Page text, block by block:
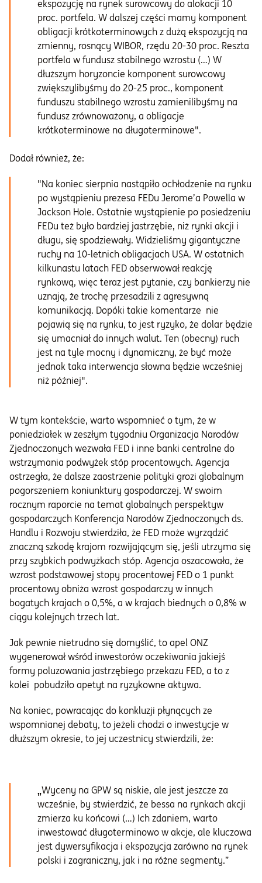
ekspozycję na rynek surowcowy do alokacji 10
proc. portfela. W dalszej części mamy komponent
obligacji krótkoterminowych z dużą ekspozycją na
zmienny, rosnący WIBOR, rzędu 20-30 proc. Reszta
portfela w fundusz stabilnego wzrostu (…) W
dłuższym horyzoncie komponent surowcowy
zwiększylibyśmy do 20-25 proc., komponent
funduszu stabilnego wzrostu zamienilibyśmy na
fundusz zrównoważony, a obligacje
krótkoterminowe na długoterminowe".
Dodał również, że:
"Na koniec sierpnia nastąpiło ochłodzenie na rynku
po wystąpieniu prezesa FEDu Jerome’a Powella w
Jackson Hole. Ostatnie wystąpienie po posiedzeniu
FEDu też było bardziej jastrzębie, niż rynki akcji i
długu, się spodziewały. Widzieliśmy gigantyczne
ruchy na 10-letnich obligacjach USA. W ostatnich
kilkunastu latach FED obserwował reakcję
rynkową, więc teraz jest pytanie, czy bankierzy nie
uznają, że trochę przesadzili z agresywną
komunikacją. Dopóki takie komentarze nie
pojawią się na rynku, to jest ryzyko, że dolar będzie
się umacniał do innych walut. Ten (obecny) ruch
jest na tyle mocny i dynamiczny, że być może
jednak taka interwencja słowna będzie wcześniej
niż później".
W tym kontekście, warto wspomnieć o tym, że w
poniedziałek w zeszłym tygodniu Organizacja Narodów
Zjednoczonych wezwała FED i inne banki centralne do
wstrzymania podwyżek stóp procentowych. Agencja
ostrzegła, że dalsze zaostrzenie polityki grozi globalnym
pogorszeniem koniunktury gospodarczej. W swoim
rocznym raporcie na temat globalnych perspektyw
gospodarczych Konferencja Narodów Zjednoczonych ds.
Handlu i Rozwoju stwierdziła, że FED może wyrządzić
znaczną szkodę krajom rozwijającym się, jeśli utrzyma się
przy szybkich podwyżkach stóp. Agencja oszacowała, że
wzrost podstawowej stopy procentowej FED o 1 punkt
procentowy obniża wzrost gospodarczy w innych
bogatych krajach o 0,5%, a w krajach biednych o 0,8% w
ciągu kolejnych trzech lat.
Jak pewnie nietrudno się domyślić, to apel ONZ
wygenerował wśród inwestorów oczekiwania jakiejś
formy poluzowania jastrzębiego przekazu FED, a to z
kolei pobudziło apetyt na ryzykowne aktywa.
Na koniec, powracając do konkluzji płynących ze
wspomnianej debaty, to jeżeli chodzi o inwestycje w
dłuższym okresie, to jej uczestnicy stwierdzili, że:
„Wyceny na GPW są niskie, ale jest jeszcze za
wcześnie, by stwierdzić, że bessa na rynkach akcji
zmierza ku końcowi (…) Ich zdaniem, warto
inwestować długoterminowo w akcje, ale kluczowa
jest dywersyfikacja i ekspozycja zarówno na rynek
polski i zagraniczny, jak i na różne segmenty.”